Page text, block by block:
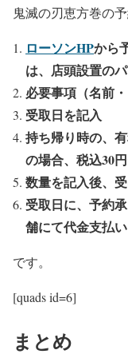
鬼滅の刃恵方巻の予
ローソンHPから
は、店頭設置の
必要事項（名前
受取日を記入
持ち帰り時の、
の場合、税込30円
数量を記入後、
受取日に、予約
舗にて代金支払い
です。
[quads id=6]
まとめ